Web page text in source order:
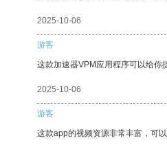
2025-10-06
游客
这款加速器VPM应用程序可以给你
2025-10-06
游客
这款app的视频资源非常丰富，可